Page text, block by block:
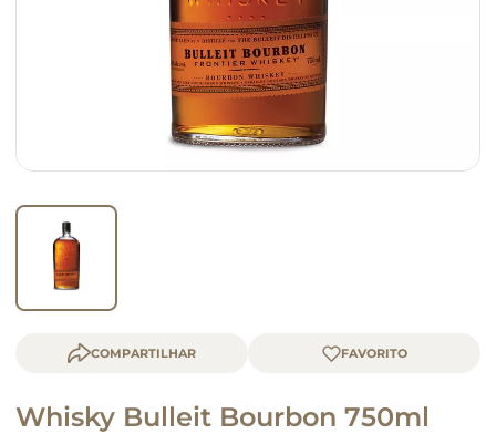
COMPARTILHAR
Whisky Bulleit Bourbon 750ml